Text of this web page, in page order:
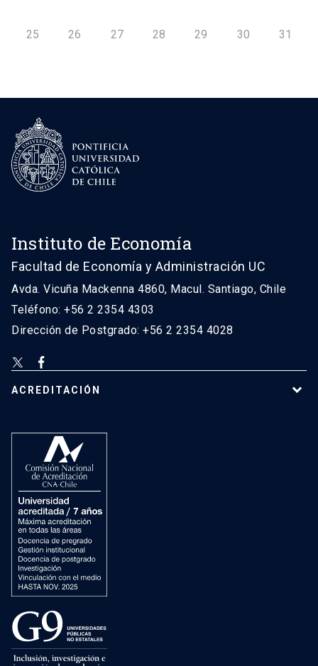
25 26 27 28 29 30 31
Instituto de Economía
Facultad de Economía y Administración UC
Avda. Vicuña Mackenna 4860, Macul. Santiago, Chile
Teléfono: +56 2 2354 4303
Dirección de Postgrado: +56 2 2354 4028
ACREDITACIÓN